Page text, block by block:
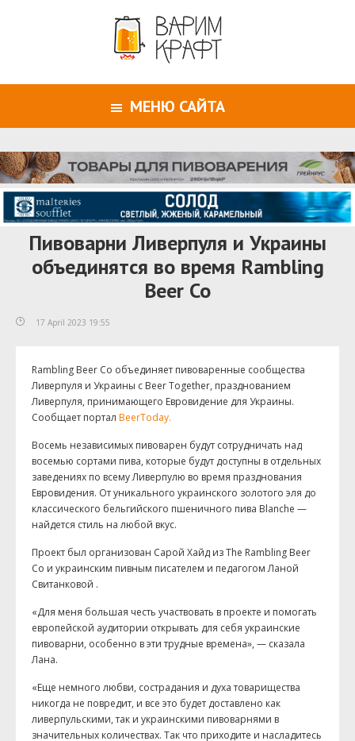
МЕНЮ САЙТА
Пивоварни Ливерпуля и Украины
объединятся во время Rambling
Beer Co
17 April 2023 19:55
Rambling Beer Co объединяет пивоваренные сообщества
Ливерпуля и Украины с Beer Together, празднованием
Ливерпуля, принимающего Евровидение для Украины.
Сообщает портал BeerToday.
Восемь независимых пивоварен будут сотрудничать над
восемью сортами пива, которые будут доступны в отдельных
заведениях по всему Ливерпулю во время празднования
Евровидения. От уникального украинского золотого эля до
классического бельгийского пшеничного пива Blanche —
найдется стиль на любой вкус.
Проект был организован Сарой Хайд из The Rambling Beer
Co и украинским пивным писателем и педагогом Ланой
Свитанковой .
«Для меня большая честь участвовать в проекте и помогать
европейской аудитории открывать для себя украинские
пивоварни, особенно в эти трудные времена», — сказала
Лана.
«Еще немного любви, сострадания и духа товарищества
никогда не повредит, и все это будет доставлено как
ливерпульскими, так и украинскими пивоварнями в
значительных количествах. Так что приходите и насладитесь